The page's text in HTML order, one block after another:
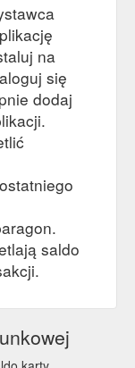
na
się
dodaj
saldo